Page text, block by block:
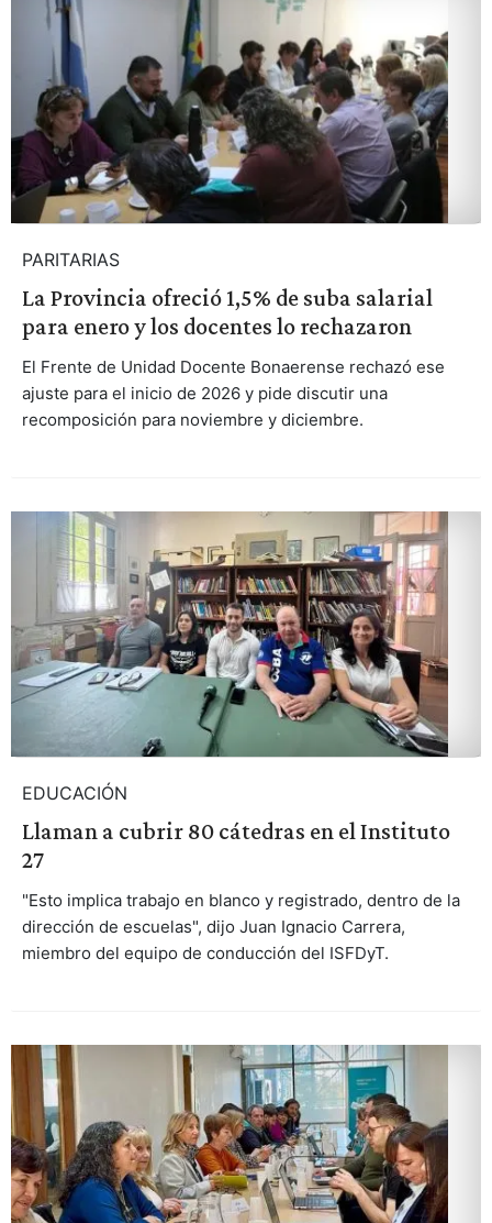
PARITARIAS
La Provincia ofreció 1,5% de suba salarial
para enero y los docentes lo rechazaron
El Frente de Unidad Docente Bonaerense rechazó ese
ajuste para el inicio de 2026 y pide discutir una
recomposición para noviembre y diciembre.
EDUCACIÓN
Llaman a cubrir 80 cátedras en el Instituto
27
"Esto implica trabajo en blanco y registrado, dentro de la
dirección de escuelas", dijo Juan Ignacio Carrera,
miembro del equipo de conducción del ISFDyT.